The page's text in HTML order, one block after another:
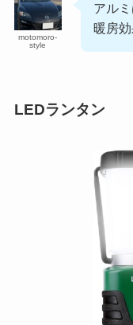
motomoro-
style
アル
暖房
LEDランタン